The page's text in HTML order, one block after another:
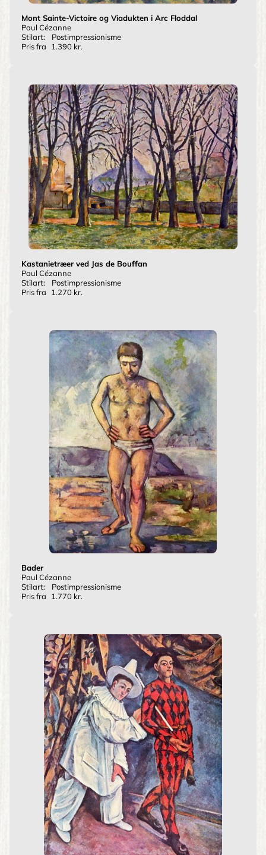
Mont Sainte-Victoire og Viadukten i Arc Floddal
Paul Cézanne
Stilart:
Postimpressionisme
Pris fra
1.390 kr.
Kastanietræer ved Jas de Bouffan
Paul Cézanne
Stilart:
Postimpressionisme
Pris fra
1.270 kr.
Bader
Paul Cézanne
Stilart:
Postimpressionisme
Pris fra
1.770 kr.